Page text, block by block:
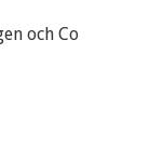
och Co